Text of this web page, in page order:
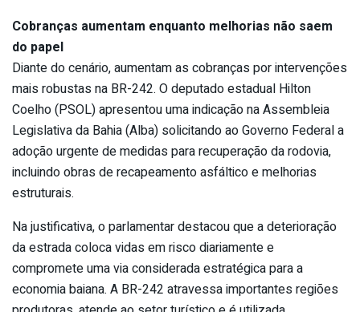
Cobranças aumentam enquanto melhorias não saem
do papel
Diante do cenário, aumentam as cobranças por intervenções
mais robustas na BR-242. O deputado estadual Hilton
Coelho (PSOL) apresentou uma indicação na Assembleia
Legislativa da Bahia (Alba) solicitando ao Governo Federal a
adoção urgente de medidas para recuperação da rodovia,
incluindo obras de recapeamento asfáltico e melhorias
estruturais.
Na justificativa, o parlamentar destacou que a deterioração
da estrada coloca vidas em risco diariamente e
compromete uma via considerada estratégica para a
economia baiana. A BR-242 atravessa importantes regiões